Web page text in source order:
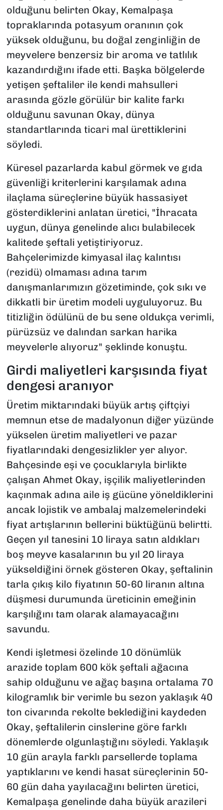
olduğunu belirten Okay, Kemalpaşa
topraklarında potasyum oranının çok
yüksek olduğunu, bu doğal zenginliğin de
meyvelere benzersiz bir aroma ve tatlılık
kazandırdığını ifade etti. Başka bölgelerde
yetişen şeftaliler ile kendi mahsulleri
arasında gözle görülür bir kalite farkı
olduğunu savunan Okay, dünya
standartlarında ticari mal ürettiklerini
söyledi.
Küresel pazarlarda kabul görmek ve gıda
güvenliği kriterlerini karşılamak adına
ilaçlama süreçlerine büyük hassasiyet
gösterdiklerini anlatan üretici, "İhracata
uygun, dünya genelinde alıcı bulabilecek
kalitede şeftali yetiştiriyoruz.
Bahçelerimizde kimyasal ilaç kalıntısı
(rezidü) olmaması adına tarım
danışmanlarımızın gözetiminde, çok sıkı ve
dikkatli bir üretim modeli uyguluyoruz. Bu
titizliğin ödülünü de bu sene oldukça verimli,
pürüzsüz ve dalından sarkan harika
meyvelerle alıyoruz" şeklinde konuştu.
Girdi maliyetleri karşısında fiyat
dengesi aranıyor
Üretim miktarındaki büyük artış çiftçiyi
memnun etse de madalyonun diğer yüzünde
yükselen üretim maliyetleri ve pazar
fiyatlarındaki dengesizlikler yer alıyor.
Bahçesinde eşi ve çocuklarıyla birlikte
çalışan Ahmet Okay, işçilik maliyetlerinden
kaçınmak adına aile iş gücüne yöneldiklerini
ancak lojistik ve ambalaj malzemelerindeki
fiyat artışlarının bellerini büktüğünü belirtti.
Geçen yıl tanesini 10 liraya satın aldıkları
boş meyve kasalarının bu yıl 20 liraya
yükseldiğini örnek gösteren Okay, şeftalinin
tarla çıkış kilo fiyatının 50-60 liranın altına
düşmesi durumunda üreticinin emeğinin
karşılığını tam olarak alamayacağını
savundu.
Kendi işletmesi özelinde 10 dönümlük
arazide toplam 600 kök şeftali ağacına
sahip olduğunu ve ağaç başına ortalama 70
kilogramlık bir verimle bu sezon yaklaşık 40
ton civarında rekolte beklediğini kaydeden
Okay, şeftalilerin cinslerine göre farklı
dönemlerde olgunlaştığını söyledi. Yaklaşık
10 gün arayla farklı parsellerde toplama
yaptıklarını ve kendi hasat süreçlerinin 50-
60 gün daha yayılacağını belirten üretici,
Kemalpaşa genelinde daha büyük arazileri